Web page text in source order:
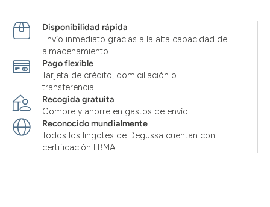
Disponibilidad rápida
Envío inmediato gracias a la alta capacidad de
almacenamiento
Pago flexible
Tarjeta de crédito, domiciliación o
transferencia
Recogida gratuita
Compre y ahorre en gastos de envío
Reconocido mundialmente
Todos los lingotes de Degussa cuentan con
certificación LBMA